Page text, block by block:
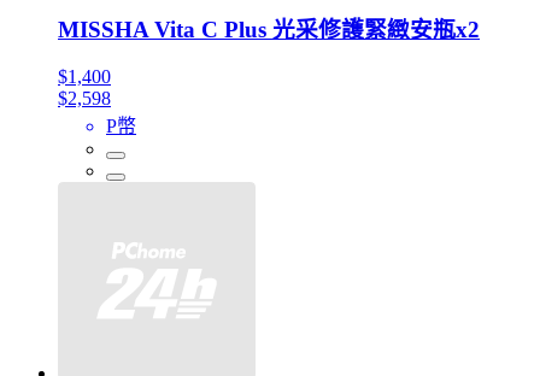
MISSHA Vita C Plus 光采修護緊緻安瓶x2
$1,400
$2,598
P幣